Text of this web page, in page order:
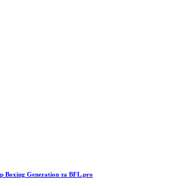
Boxing Generation та BFL.pro